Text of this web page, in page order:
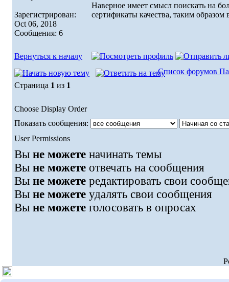
Зарегистрирован:
Oct 06, 2018
Сообщения: 6
Наверное имеет смысл поискать на
сертификаты качества, таким
Вернуться к началу
Список форумов
Страница 1 из 1
Choose Display Order
Показать сообщения:
User Permissions
Вы не можете начинать темы
Вы не можете отвечать на сообщения
Вы не можете редактировать свои
Вы не можете удалять свои сообщения
Вы не можете голосовать в опросах